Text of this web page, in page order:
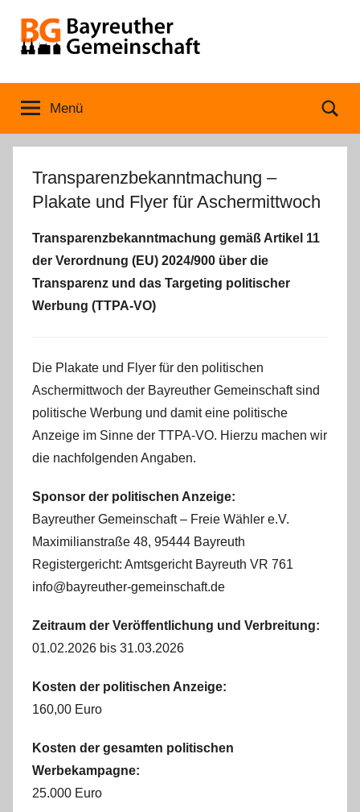
Inhalt
springen
Bayreuther
Gemeinschaft
Menü
Transparenzbekanntmachung –
Plakate und Flyer für Aschermittwoch
Transparenzbekanntmachung gemäß Artikel 11
der Verordnung (EU) 2024/900 über die
Transparenz und das Targeting politischer
Werbung (TTPA-VO)
Die Plakate und Flyer für den politischen
Aschermittwoch der Bayreuther Gemeinschaft sind
politische Werbung und damit eine politische
Anzeige im Sinne der TTPA-VO. Hierzu machen wir
die nachfolgenden Angaben.
Sponsor der politischen Anzeige:
Bayreuther Gemeinschaft – Freie Wähler e.V.
Maximilianstraße 48, 95444 Bayreuth
Registergericht: Amtsgericht Bayreuth VR 761
info@bayreuther-gemeinschaft.de
Zeitraum der Veröffentlichung und Verbreitung:
01.02.2026 bis 31.03.2026
Kosten der politischen Anzeige:
160,00 Euro
Kosten der gesamten politischen
Werbekampagne:
25.000 Euro